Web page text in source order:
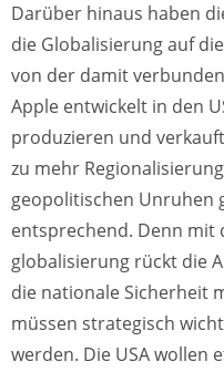
Darüber hinaus haben
die Globalisierung auf
von der damit
Apple entwickelt in den
produzieren und
zu mehr
geopolitischen Unruhen
entsprechend. Denn mit
globalisierung rückt die
die nationale Sicherheit
müssen strategisch
werden. Die USA wollen